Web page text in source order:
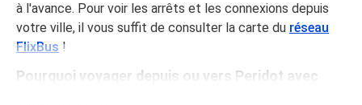
à l'avance. Pour voir les arrêts et les connexions depuis
votre ville, il vous suffit de consulter la carte du réseau
FlixBus !
Pourquoi voyager depuis ou vers Peridot avec